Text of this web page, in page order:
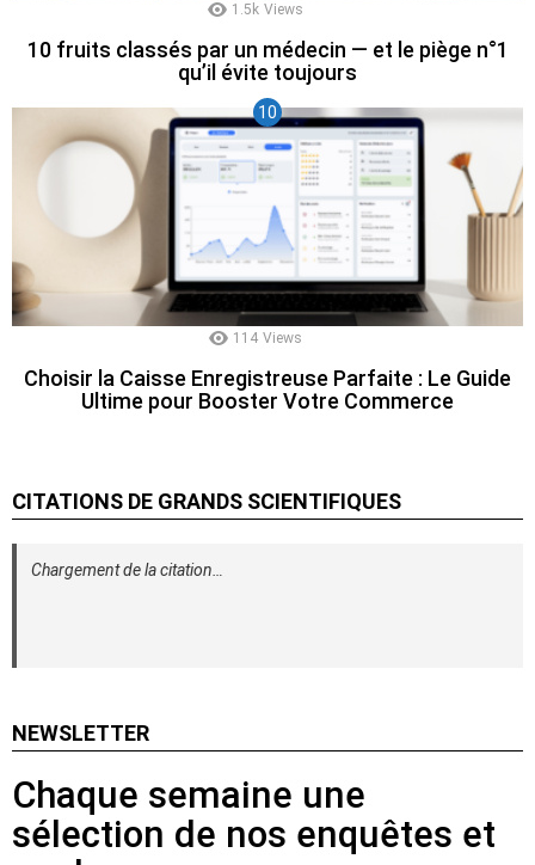
1.5k Views
10 fruits classés par un médecin — et le piège n°1
qu’il évite toujours
114 Views
Choisir la Caisse Enregistreuse Parfaite : Le Guide
Ultime pour Booster Votre Commerce
CITATIONS DE GRANDS SCIENTIFIQUES
Chargement de la citation…
NEWSLETTER
Chaque semaine une
sélection de nos enquêtes et